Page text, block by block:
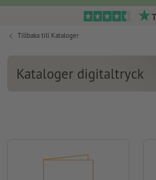
Tillbaka till Kataloger
Kataloger digitaltryck